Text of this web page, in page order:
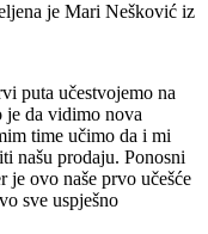
je Mari Nešković iz
puta učestvojemo na
je da vidimo nova
time učimo da i mi
našu prodaju. Ponosni
je ovo naše prvo učešće
sve uspješno